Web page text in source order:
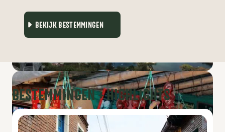
BEKIJK BESTEMMINGEN
BESTEMMINGEN + HIGHLIGHTS